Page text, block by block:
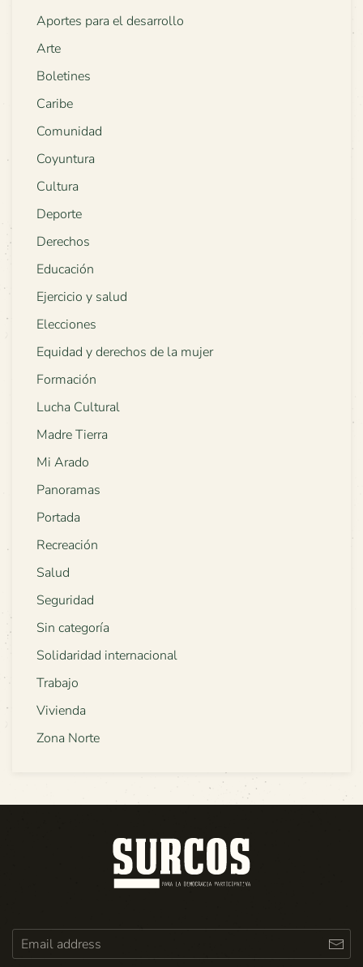
Aportes para el desarrollo
Arte
Boletines
Caribe
Comunidad
Coyuntura
Cultura
Deporte
Derechos
Educación
Ejercicio y salud
Elecciones
Equidad y derechos de la mujer
Formación
Lucha Cultural
Madre Tierra
Mi Arado
Panoramas
Portada
Recreación
Salud
Seguridad
Sin categoría
Solidaridad internacional
Trabajo
Vivienda
Zona Norte